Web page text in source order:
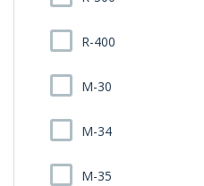
R-400
M-30
M-34
M-35